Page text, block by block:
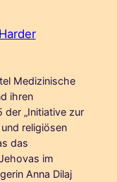
Medizinische
ihren
„Initiative zur
religiösen
das
im
Anna Dilaj